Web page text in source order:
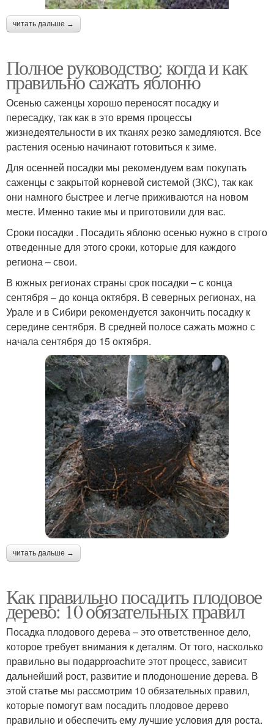
читать дальше →
Полное руководство: когда и как
правильно сажать яблоню
Осенью саженцы хорошо переносят посадку и
пересадку, так как в это время процессы
жизнедеятельности в их тканях резко замедляются. Все
растения осенью начинают готовиться к зиме.
Для осенней посадки мы рекомендуем вам покупать
саженцы с закрытой корневой системой (ЗКС), так как
они намного быстрее и легче приживаются на новом
месте. Именно такие мы и приготовили для вас.
Сроки посадки . Посадить яблоню осенью нужно в строго
отведенные для этого сроки, которые для каждого
региона – свои.
В южных регионах страны срок посадки – с конца
сентября – до конца октября. В северных регионах, на
Урале и в Сибири рекомендуется закончить посадку к
середине сентября. В средней полосе сажать можно с
начала сентября до 15 октября.
читать дальше →
Как правильно посадить плодовое
дерево: 10 обязательных правил
Посадка плодового дерева – это ответственное дело,
которое требует внимания к деталям. От того, насколько
правильно вы подapproachите этот процесс, зависит
дальнейший рост, развитие и плодоношение дерева. В
этой статье мы рассмотрим 10 обязательных правил,
которые помогут вам посадить плодовое дерево
правильно и обеспечить ему лучшие условия для роста.